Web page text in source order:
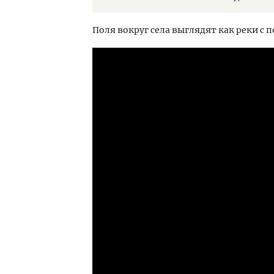
Поля вокруг села выглядят как реки с